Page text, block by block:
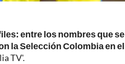
entre los nombres que se
la Selección Colombia en el
TV'.